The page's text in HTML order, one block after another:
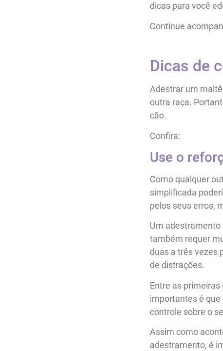
dicas para você
Continue
Dicas de
Adestrar um
outra raça.
cão.
Confira:
Use o
Como qualquer
simplificada
pelos seus erros,
Um adestramento
também requer
duas a três vezes
de distrações.
Entre as
importantes é
controle sobre o
Assim como
adestramento, é